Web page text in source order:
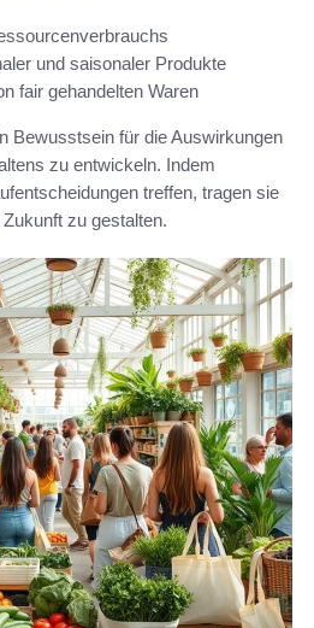
und saisonaler Produkte
fair gehandelten Waren
Bewusstsein für die Auswirkungen
zu entwickeln. Indem
treffen, tragen sie
zu gestalten.